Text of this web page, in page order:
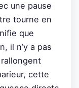
une pause
tourne en
que
il n’y a pas
cette